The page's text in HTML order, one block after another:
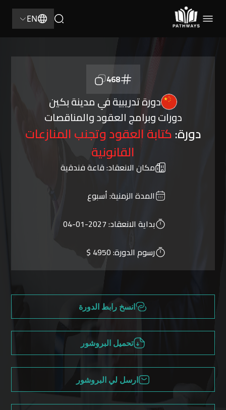
EN
468
دورة تدريبية في مدينة بكين
دورات وبرامج العقود والمناقصات
دورة:كتابة العقود وتجنب المنازعات
القانونية
مكان الانعقاد:قاعة فندقية
المدة الزمنية:أسبوع
بداية الانعقاد:2027-01-04
رسوم الدورة:4950 $
انسخ رابط الدورة
تحميل البروشور
ارسل لي البروشور